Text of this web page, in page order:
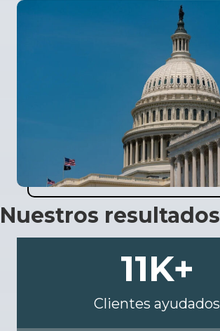
Nuestros resultados
11K+
Clientes ayudados